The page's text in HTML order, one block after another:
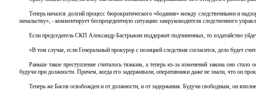
Теперь начался долгий процесс бюрократического «бодания» между следственными и
начальству», - комментирует беспрецедентную ситуацию замруководителя следственного
Если председатель СКП Александр Бастрыкин поддержит подчиненных, то ходатайство
«В том случае, если Генеральный прокурор с позицией следствия согласится, дело будет
Раньше такое преступление считалось тяжким, а теперь из-за изменений закона оно
будучи при должности. Причем, когда его задерживали, оперативники даже не знали, что он
Теперь же Басов освобожден и от должности, и от задержания. Будучи свободным, он